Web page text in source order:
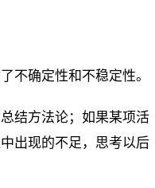
不确定性和不稳定性。
结方法论；如果某项活
出现的不足，思考以后